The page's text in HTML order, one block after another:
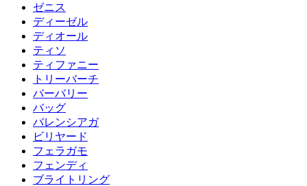
ゼニス
ディーゼル
ディオール
ティソ
ティファニー
トリーバーチ
バーバリー
バッグ
バレンシアガ
ビリヤード
フェラガモ
フェンディ
ブライトリング